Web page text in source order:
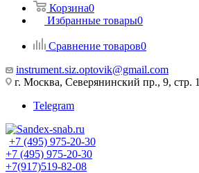
Корзина0
Избранные товары0
Сравнение товаров0
instrument.siz.optovik@gmail.com
г. Москва, Северянинский пр., 9, стр. 1
Telegram
+7 (495) 975-20-30
+7 (495) 975-20-30
+7(917)519-82-08